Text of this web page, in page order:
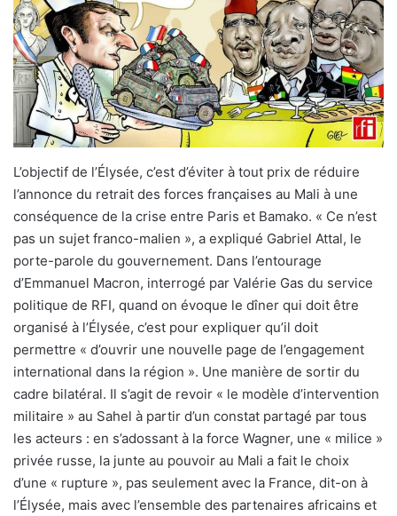
L’objectif de l’Élysée, c’est d’éviter à tout prix de réduire
l’annonce du retrait des forces françaises au Mali à une
conséquence de la crise entre Paris et Bamako. « Ce n’est
pas un sujet franco-malien », a expliqué Gabriel Attal, le
porte-parole du gouvernement. Dans l’entourage
d’Emmanuel Macron, interrogé par Valérie Gas du service
politique de RFI, quand on évoque le dîner qui doit être
organisé à l’Élysée, c’est pour expliquer qu’il doit
permettre « d’ouvrir une nouvelle page de l’engagement
international dans la région ». Une manière de sortir du
cadre bilatéral. Il s’agit de revoir « le modèle d’intervention
militaire » au Sahel à partir d’un constat partagé par tous
les acteurs : en s’adossant à la force Wagner, une « milice »
privée russe, la junte au pouvoir au Mali a fait le choix
d’une « rupture », pas seulement avec la France, dit-on à
l’Élysée, mais avec l’ensemble des partenaires africains et